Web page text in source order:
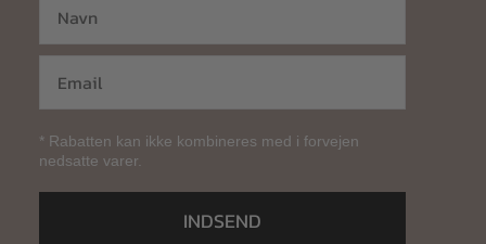
* Rabatten kan ikke kombineres med i forvejen
nedsatte varer.
INDSEND